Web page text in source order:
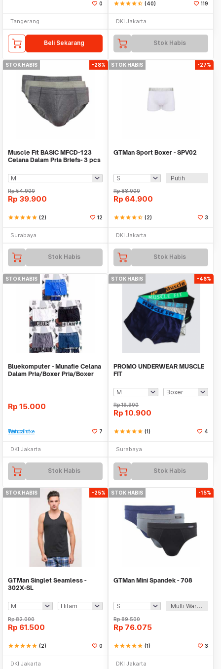
0
Tangerang
Beli Sekarang
starstarstarstarstar_half (40) 119
DKI Jakarta
Stok Habis
STOK HABIS -28%
Muscle Fit BASIC MFCD-123
Celana Dalam Pria Briefs- 3 pcs
Rp54.900
Rp 39.900
starstarstarstarstar (2) 12
Surabaya
Stok Habis
STOK HABIS -27%
GTMan Sport Boxer - SPV02
Putih
Rp88.000
Rp 64.900
starstarstarstarstar_half (2) 3
DKI Jakarta
Stok Habis
STOK HABIS
Bluekomputer - Munafie Celana
Dalam Pria/Boxer Pria/Boxer
Rp 15.000
Tambah ke Watchlist 7
DKI Jakarta
Stok Habis
STOK HABIS -46%
PROMO UNDERWEAR MUSCLE
FIT
Rp19.900
Rp 10.900
starstarstarstarstar (1) 4
Surabaya
Stok Habis
STOK HABIS -25%
GTMan Singlet Seamless -
302X-SL
Rp82.000
Rp 61.500
starstarstarstarstar (2) 0
DKI Jakarta
STOK HABIS -15%
GTMan Mini Spandek - 708
Multi Warna
Rp89.500
Rp 76.075
starstarstarstarstar (1) 3
DKI Jakarta